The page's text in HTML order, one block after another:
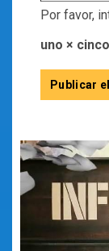
Por favor,
uno ×